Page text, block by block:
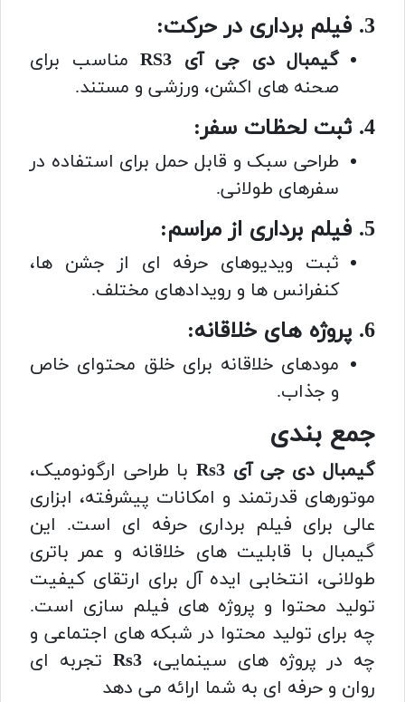
3. فیلم برداری در حرکت:
گیمبال دی جی آی RS3
مناسب برای
صحنه های اکشن، ورزشی و مستند.
4. ثبت لحظات سفر:
طراحی سبک و قابل حمل برای استفاده در
سفرهای طولانی.
5. فیلم برداری از مراسم:
ثبت ویدیوهای حرفه ای از جشن ها،
کنفرانس ها و رویدادهای مختلف.
6. پروژه های خلاقانه:
مودهای خلاقانه برای خلق محتوای خاص
و جذاب.
جمع بندی
گیمبال دی جی آی Rs3
با طراحی ارگونومیک،
موتورهای قدرتمند و امکانات پیشرفته، ابزاری
عالی برای فیلم برداری حرفه ای است. این
گیمبال با قابلیت های خلاقانه و عمر باتری
طولانی، انتخابی ایده آل برای ارتقای کیفیت
تولید محتوا و پروژه های فیلم سازی است.
چه برای تولید محتوا در شبکه های اجتماعی و
چه در پروژه های سینمایی، Rs3 تجربه ای
روان و حرفه ای به شما ارائه می دهد